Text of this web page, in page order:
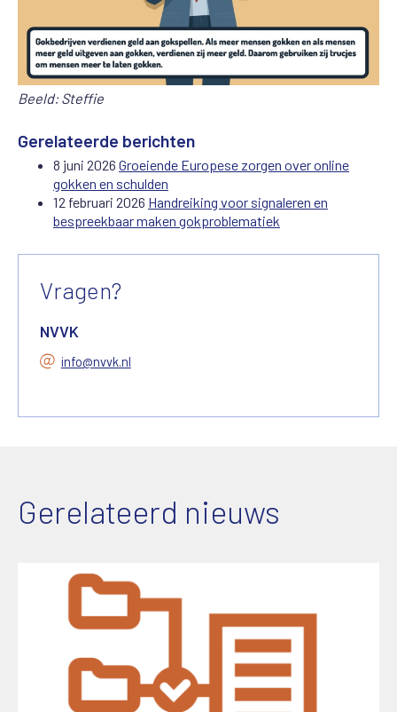
Beeld: Steffie
Gerelateerde berichten
8 juni 2026 Groeiende Europese zorgen over online
gokken en schulden
12 februari 2026 Handreiking voor signaleren en
bespreekbaar maken gokproblematiek
Vragen?
NVVK
info@nvvk.nl
Gerelateerd nieuws